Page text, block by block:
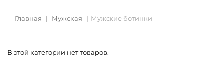
Главная Мужская Мужские ботинки
В этой категории нет товаров.